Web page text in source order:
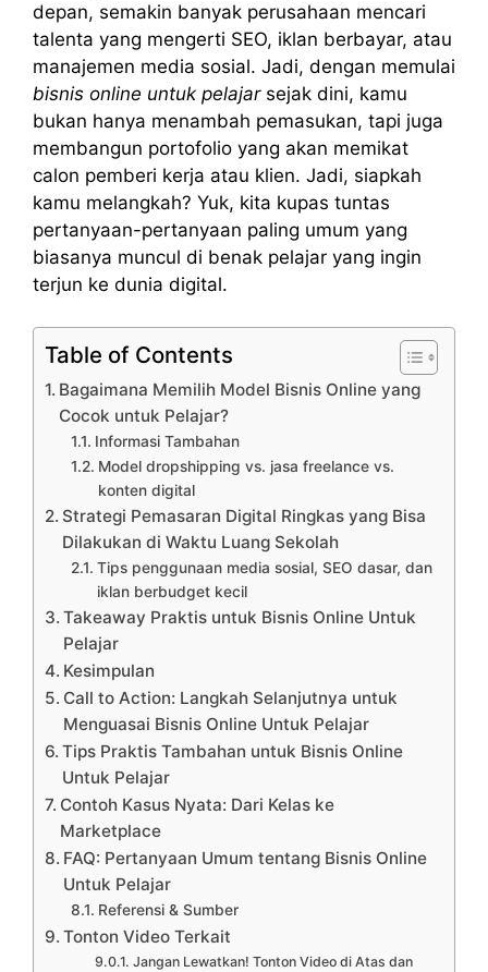
depan, semakin banyak perusahaan mencari
talenta yang mengerti SEO, iklan berbayar, atau
manajemen media sosial. Jadi, dengan memulai
bisnis online untuk pelajarsejak dini, kamu
bukan hanya menambah pemasukan, tapi juga
membangun portofolio yang akan memikat
calon pemberi kerja atau klien. Jadi, siapkah
kamu melangkah? Yuk, kita kupas tuntas
pertanyaan-pertanyaan paling umum yang
biasanya muncul di benak pelajar yang ingin
terjun ke dunia digital.
Table of Contents
Bagaimana Memilih Model Bisnis Online yang
Cocok untuk Pelajar?
Informasi Tambahan
Model dropshipping vs. jasa freelance vs.
konten digital
Strategi Pemasaran Digital Ringkas yang Bisa
Dilakukan di Waktu Luang Sekolah
Tips penggunaan media sosial, SEO dasar, dan
iklan berbudget kecil
Takeaway Praktis untuk Bisnis Online Untuk
Pelajar
Kesimpulan
Call to Action: Langkah Selanjutnya untuk
Menguasai Bisnis Online Untuk Pelajar
Tips Praktis Tambahan untuk Bisnis Online
Untuk Pelajar
Contoh Kasus Nyata: Dari Kelas ke
Marketplace
FAQ: Pertanyaan Umum tentang Bisnis Online
Untuk Pelajar
Referensi & Sumber
Tonton Video Terkait
Jangan Lewatkan! Tonton Video di Atas dan